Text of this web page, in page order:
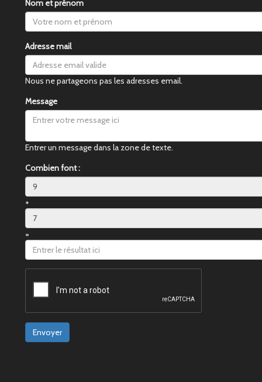
Nom et prénom
Adresse mail
Nous ne partageons pas les adresses email.
Message
Entrer un message dans la zone de texte.
Combien font :
+
=
Envoyer